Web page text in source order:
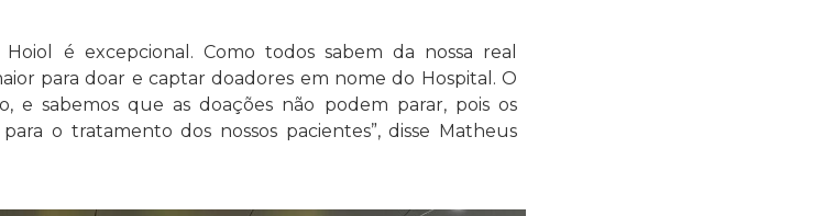
é excepcional. Como todos sabem da nossa real
para doar e captar doadores em nome do Hospital. O
sabemos que as doações não podem parar, pois os
o tratamento dos nossos pacientes”, disse Matheus